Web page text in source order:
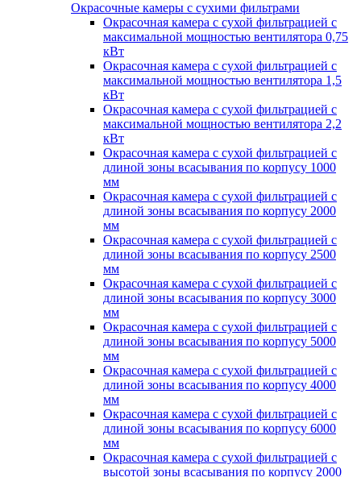
Окрасочные камеры с сухими фильтрами
Окрасочная камера с сухой фильтрацией с
максимальной мощностью вентилятора 0,75
кВт
Окрасочная камера с сухой фильтрацией с
максимальной мощностью вентилятора 1,5
кВт
Окрасочная камера с сухой фильтрацией с
максимальной мощностью вентилятора 2,2
кВт
Окрасочная камера с сухой фильтрацией с
длиной зоны всасывания по корпусу 1000
мм
Окрасочная камера с сухой фильтрацией с
длиной зоны всасывания по корпусу 2000
мм
Окрасочная камера с сухой фильтрацией с
длиной зоны всасывания по корпусу 2500
мм
Окрасочная камера с сухой фильтрацией с
длиной зоны всасывания по корпусу 3000
мм
Окрасочная камера с сухой фильтрацией с
длиной зоны всасывания по корпусу 5000
мм
Окрасочная камера с сухой фильтрацией с
длиной зоны всасывания по корпусу 4000
мм
Окрасочная камера с сухой фильтрацией с
длиной зоны всасывания по корпусу 6000
мм
Окрасочная камера с сухой фильтрацией с
высотой зоны всасывания по корпусу 2000